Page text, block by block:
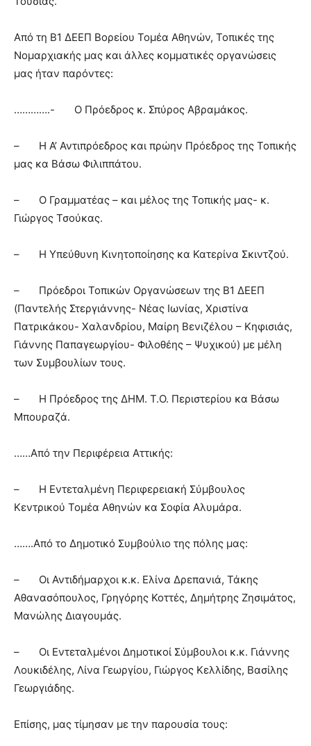
Από τη Β1 ΔΕΕΠ Βορείου Τομέα Αθηνών, Τοπικές της
Νομαρχιακής μας και άλλες κομματικές οργανώσεις
μας ήταν παρόντες:
………….- O Πρόεδρος κ. Σπύρος Αβραμάκος.
– Η Α’ Αντιπρόεδρος και πρώην Πρόεδρος της Τοπικής
μας κα Βάσω Φιλιππάτου.
– Ο Γραμματέας – και μέλος της Τοπικής μας- κ.
Γιώργος Τσούκας.
– Η Υπεύθυνη Κινητοποίησης κα Κατερίνα Σκιντζού.
– Πρόεδροι Τοπικών Οργανώσεων της Β1 ΔΕΕΠ
(Παντελής Στεργιάννης- Νέας Ιωνίας, Χριστίνα
Πατρικάκου- Χαλανδρίου, Μαίρη Βενιζέλου – Κηφισιάς,
Γιάννης Παπαγεωργίου- Φιλοθέης – Ψυχικού) με μέλη
των Συμβουλίων τους.
– Η Πρόεδρος της ΔΗΜ. Τ.Ο. Περιστερίου κα Βάσω
Μπουραζά.
……Από την Περιφέρεια Αττικής:
– Η Εντεταλμένη Περιφερειακή Σύμβουλος
Κεντρικού Τομέα Αθηνών κα Σοφία Αλυμάρα.
…….Από το Δημοτικό Συμβούλιο της πόλης μας:
– Οι Αντιδήμαρχοι κ.κ. Ελίνα Δρεπανιά, Τάκης
Αθανασόπουλος, Γρηγόρης Κοττές, Δημήτρης Ζησιμάτος,
Μανώλης Διαγουμάς.
– Οι Εντεταλμένοι Δημοτικοί Σύμβουλοι κ.κ. Γιάννης
Λουκιδέλης, Λίνα Γεωργίου, Γιώργος Κελλίδης, Βασίλης
Γεωργιάδης.
Επίσης, μας τίμησαν με την παρουσία τους: